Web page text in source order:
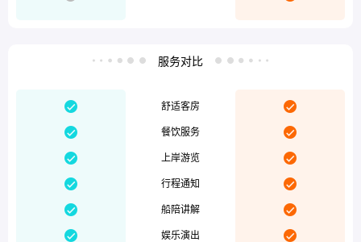
 服务对比 






舒适客房
餐饮服务
上岸游览
行程通知
船陪讲解
娱乐演出





